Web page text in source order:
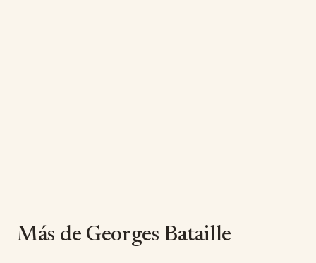
Más de Georges Bataille